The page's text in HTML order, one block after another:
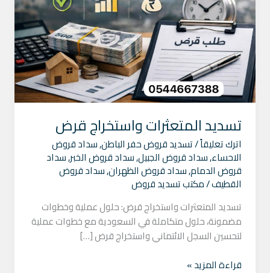
تسديد المتعثرات واستخراج قرض
اترك تعليقاً/تسديد قروض حفر الباطن,سداد قروض
الاحساء,سداد قروض الجبيل,سداد قروض الخبر,سداد
قروض الدمام,سداد قروض الظهران,سداد قروض
القطيف/مكتب تسديد قروض
تسديد المتعثرات واستخراج قرض: حلول عملية وخطوات
مضمونة، حلول متكاملة في السعودية مع خطوات عملية
لتحسين السجل الائتماني واستخراج قرض […]
قراءة المزيد »